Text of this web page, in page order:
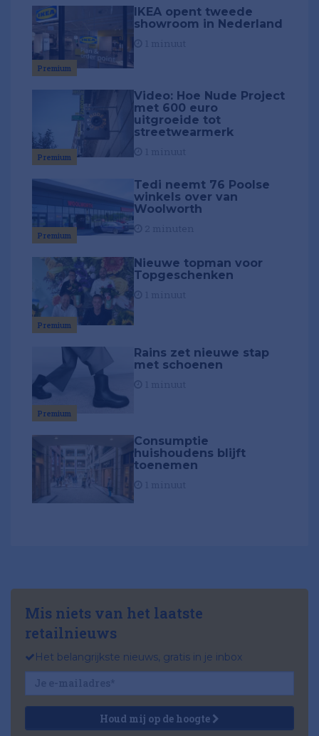
Premium
IKEA opent tweede
showroom in Nederland
Premium
Video: Hoe Nude Project
met 600 euro
uitgroeide tot
streetwearmerk
Premium
Tedi neemt 76 Poolse
winkels over van
Woolworth
Premium
Nieuwe topman voor
Topgeschenken
Premium
Rains zet nieuwe stap
met schoenen
Consumptie
huishoudens blijft
toenemen
Mis niets van het laatste
retailnieuws
Het belangrijkste nieuws, gratis in je inbox
Houd mij op de hoogte